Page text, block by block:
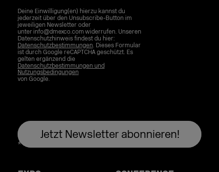
Deine Einwilligung(en) hierzu kannst du
jederzeit über den Unsubscribe-Button im
jeweiligen Newsletter oder
unter info@dmexco.com widerrufen. Unseren
Datenschutzhinweis findest du hier:
Datenschutzbestimmungen. Dieses Formular
ist durch Google reCAPTCHA geschützt. Es
gelten ergänzend die
Datenschutzbestimmungen und
Nutzungsbedingungen
von Google.